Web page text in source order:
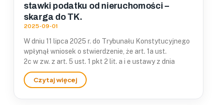
stawki podatku od nieruchomości –
skarga do TK.
2025-09-01
W dniu 11 lipca 2025 r. do Trybunału Konstytucyjnego
wpłynął wniosek o stwierdzenie, że art. 1a ust.
2c w zw. z art. 5 ust. 1 pkt 2 lit. a i e ustawy z dnia